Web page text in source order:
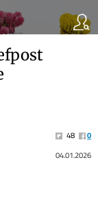
48
0
04.01.2026